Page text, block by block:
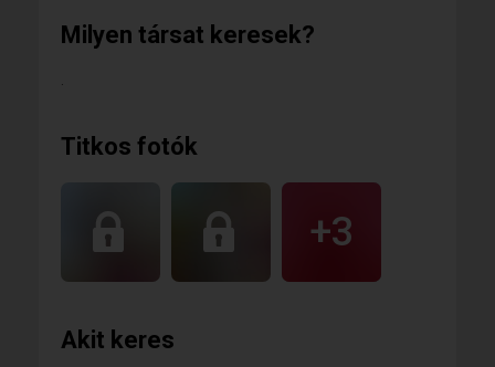
Milyen társat keresek?
Titkos fotók
+3
Akit keres